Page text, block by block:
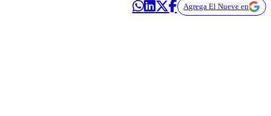
Agrega El Nueve en